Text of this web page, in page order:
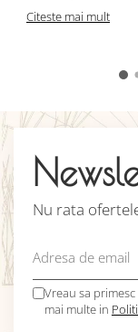
Citeste mai mult
Nu rata
Vreau sa
mai multe in